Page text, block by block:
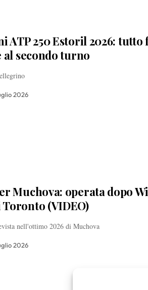
ATP 250 Estoril 2026: tutto
secondo turno
2026
Muchova: operata dopo
Toronto (VIDEO)
nell'ottimo 2026 di Muchova
2026